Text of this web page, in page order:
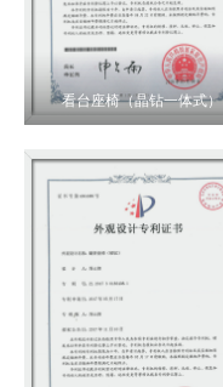
看台座椅（晶钻一体式）